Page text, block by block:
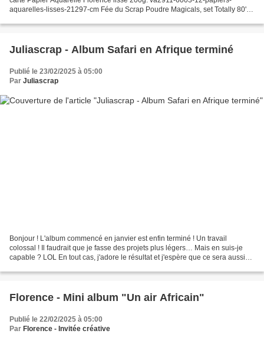
aquarelles-lisses-21297-cm Fée du Scrap Poudre Magicals, set Totally 80's
Juliascrap - Album Safari en Afrique terminé
Publié le 23/02/2025 à 05:00
Par Juliascrap
Bonjour ! L'album commencé en janvier est enfin terminé ! Un travail
colossal ! Il faudrait que je fasse des projets plus légers… Mais en suis-je
capable ? LOL En tout cas, j'adore le résultat et j'espère que ce sera aussi
Florence - Mini album "Un air Africain"
Publié le 22/02/2025 à 05:00
Par Florence - Invitée créative